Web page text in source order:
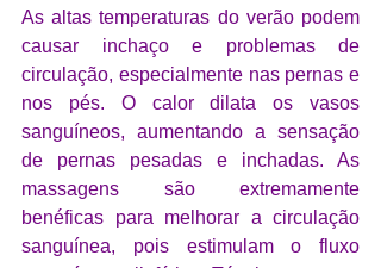
As altas temperaturas do verão podem
causar inchaço e problemas de
circulação, especialmente nas pernas e
nos pés. O calor dilata os vasos
sanguíneos, aumentando a sensação
de pernas pesadas e inchadas. As
massagens são extremamente
benéficas para melhorar a circulação
sanguínea, pois estimulam o fluxo